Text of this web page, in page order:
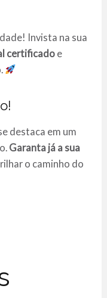
Invista na sua
certificado e
destaca em um
Garanta já a sua
o caminho do